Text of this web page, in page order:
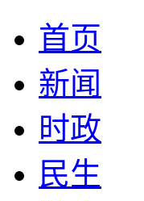
首页
新闻
时政
民生